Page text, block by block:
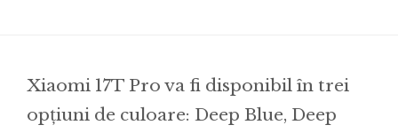
Xiaomi 17T Pro va fi disponibil în trei
opțiuni de culoare: Deep Blue, Deep